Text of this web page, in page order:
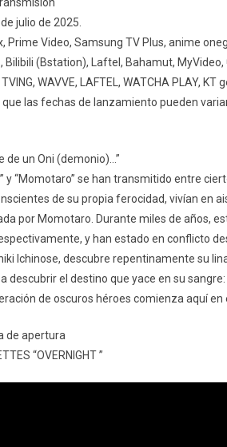
julio de 2025.
Prime Video, Samsung TV Plus, anime
Bilibili (Bstation), Laftel, Bahamut, MyVideo,
WAVVE, LAFTEL, WATCHA PLAY, KT
las fechas de lanzamiento pueden
de un Oni (demonio)…”
y “Momotaro” se han transmitido entre
de su propia ferocidad, vivían en
por Momotaro. Durante miles de años,
y han estado en conflicto
Ichinose, descubre repentinamente su
descubrir el destino que yace en su
de oscuros héroes comienza aquí
de apertura
“OVERNIGHT ”